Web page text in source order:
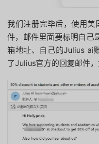
我们注册完毕后，使用
件，邮件里面要标明自己
箱地址、自己的Julius ai
了Julius官方的回复邮件，